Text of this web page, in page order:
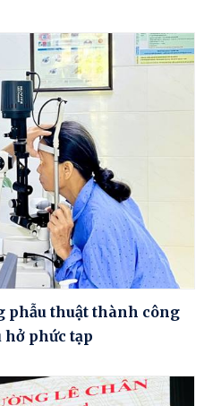
phẫu thuật thành công
hở phức tạp